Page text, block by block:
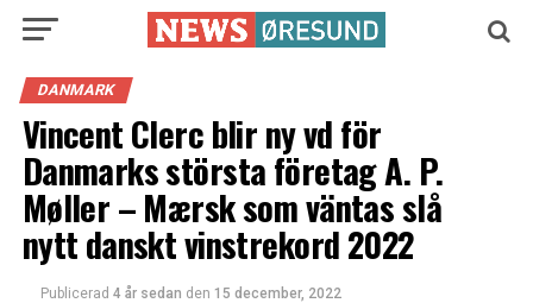
DANMARK
Vincent Clerc blir ny vd för
Danmarks största företag A. P.
Møller – Mærsk som väntas slå
nytt danskt vinstrekord 2022
Publicerad 4 år sedan den 15 december, 2022